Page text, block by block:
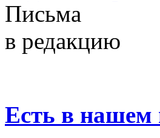
Письма
в редакцию
Есть в нашем